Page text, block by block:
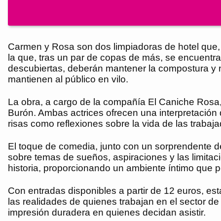
Carmen y Rosa son dos limpiadoras de hotel
la que, tras un par de copas de más, se
descubiertas, deberán mantener la compostura
mantienen al público en vilo.
La obra, a cargo de la compañía El Caniche
Burón. Ambas actrices ofrecen una
risas como reflexiones sobre la vida de las
El toque de comedia, junto con un sorprendente
sobre temas de sueños, aspiraciones y las
historia, proporcionando un ambiente íntimo que
Con entradas disponibles a partir de 12 euros,
las realidades de quienes trabajan en el sector
impresión duradera en quienes decidan asistir.